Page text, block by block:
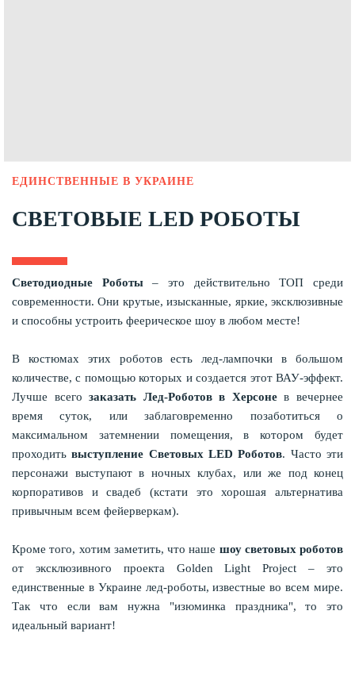
ЕДИНСТВЕННЫЕ В УКРАИНЕ
СВЕТОВЫЕ LED РОБОТЫ
Светодиодные Роботы– это действительно ТОП среди
современности. Они крутые, изысканные, яркие, эксклюзивные
и способны устроить феерическое шоу в любом месте!
В костюмах этих роботов есть лед-лампочки в большом
количестве, с помощью которых и создается этот ВАУ-эффект.
Лучше всегозаказать Лед-Роботов в Херсонев вечернее
время суток, или заблаговременно позаботиться о
максимальном затемнении помещения, в котором будет
проходитьвыступление Световых LED Роботов. Часто эти
персонажи выступают в ночных клубах, или же под конец
корпоративов и свадеб (кстати это хорошая альтернатива
привычным всем фейерверкам).
Кроме того, хотим заметить, что наше шоу световых роботов
от эксклюзивного проекта Golden Light Project – это
единственные в Украине лед-роботы, известные во всем мире.
Так что если вам нужна "изюминка праздника", то это
идеальный вариант!